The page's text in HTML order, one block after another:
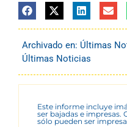
Archivado en: Últimas
Últimas Noticias
Este informe incluye
ser bajadas e impresas.
sólo pueden ser